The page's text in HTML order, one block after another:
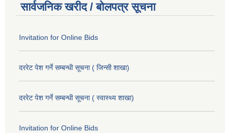
सार्वजनिक खरीद / बोलपत्र सूचना
Invitation for Online Bids
दररेट पेश गर्ने सम्बन्धी सूचना ( जिन्सी शाखा)
दररेट पेश गर्ने सम्बन्धी सूचना ( स्वास्थ्य शाखा)
Invitation for Online Bids